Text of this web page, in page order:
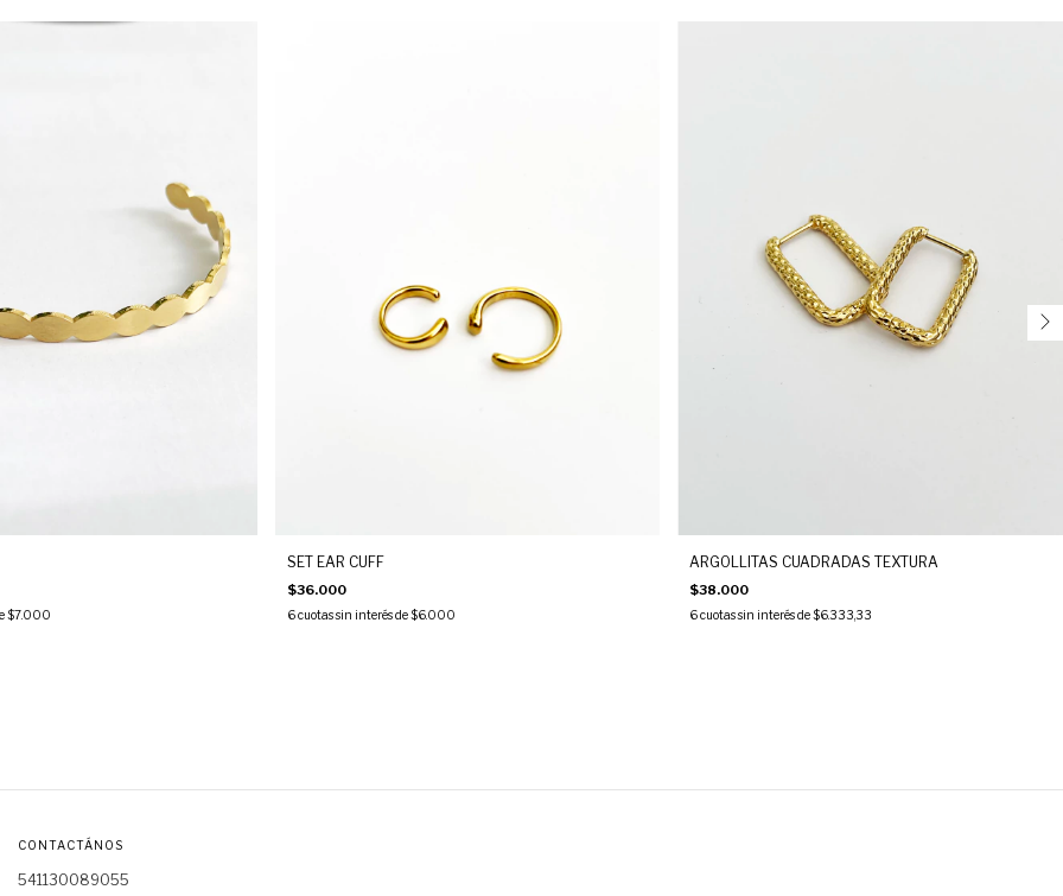
$7.000
SET EAR CUFF
$36.000
6 cuotas sin interés de$6.000
ARGOLLITAS CUADRADAS TEXTURA
$38.000
6cuotas sin interés de$6.333,33
CONTACTÁNOS
541130089055